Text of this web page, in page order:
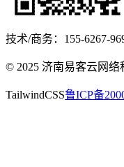
技术/商务：155-6267-
© 2025 济南易客云网
TailwindCSS鲁ICP备